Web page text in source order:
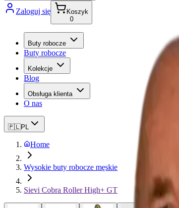
Zaloguj się
Koszyk
0
Buty robocze
Buty robocze
Kolekcje
Blog
Obsługa klienta
O nas
🇵🇱PL
Home
Wysokie buty robocze męskie
Sievi Cobra Roller High+ GT